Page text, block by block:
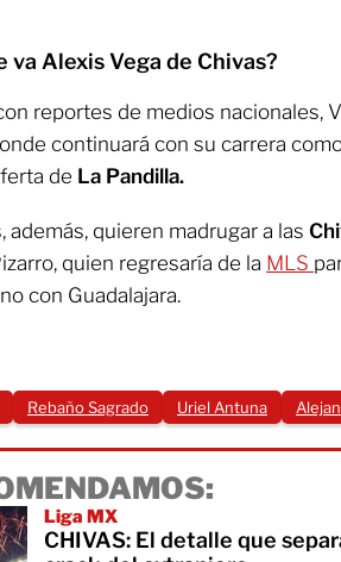
va Alexis Vega de Chivas?
reportes de medios nacionales,
continuará con su carrera
de La Pandilla.
además, quieren madrugar a las
quien regresaría de la MLS
con Guadalajara.
Rebaño Sagrado Uriel Antuna
Liga MX
CHIVAS: El detalle que